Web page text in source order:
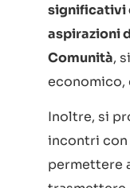
significativi
aspirazioni
Comunità,
economico,
Inoltre, si
incontri con
permettere